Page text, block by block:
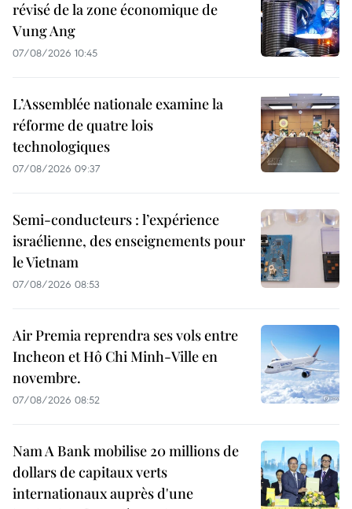
révisé de la zone économique de
Vung Ang
07/08/2026 10:45
L’Assemblée nationale examine la
réforme de quatre lois
technologiques
07/08/2026 09:37
Semi-conducteurs : l’expérience
israélienne, des enseignements pour
le Vietnam
07/08/2026 08:53
Air Premia reprendra ses vols entre
Incheon et Hô Chi Minh-Ville en
novembre.
07/08/2026 08:52
Nam A Bank mobilise 20 millions de
dollars de capitaux verts
internationaux auprès d'une